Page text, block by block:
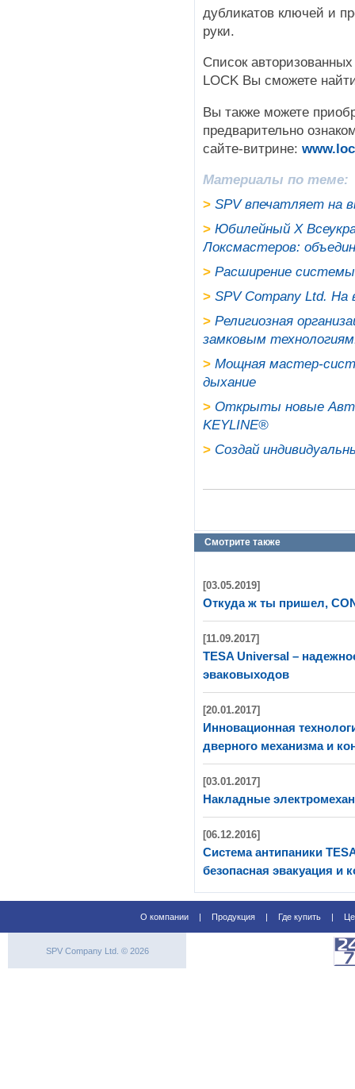
дубликатов ключей и
руки.
Список
LOCK Вы сможете
Вы также можете
предварительно
сайте-витрине:
Материалы по теме:
> SPV впечатляет на
> Юбилейный Х
Локсмастеров:
> Расширение
> SPV Company Ltd. На
> Религиозная
замковым
> Мощная мастер-
дыхание
> Открыты новые
KEYLINE®
> Создай
> К сердцу украинских
> Компания Mul-T-Lock
> Удобство и безопасность
> Десятый год
Смотрите также
[03.05.2019]
Откуда ж ты пришел,
[11.09.2017]
TESA Universal –
эваковыходов
[20.01.2017]
Инновационная
дверного механизма и
[03.01.2017]
Накладные
[06.12.2016]
Система антипаники
безопасная эвакуация и
О компании | Продукция | Где купить |
SPV Company Ltd. © 2026